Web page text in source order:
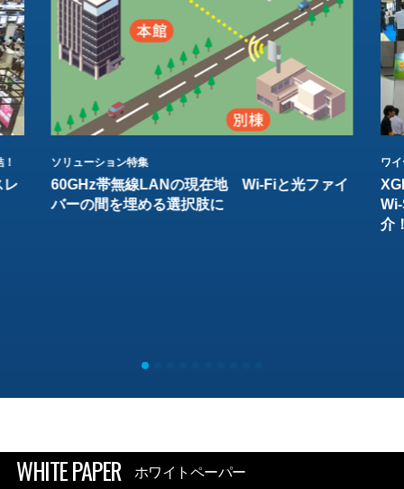
レ
ソリューション特集
60GHz帯無線LANの現在地 Wi-Fiと光ファイ
バーの間を埋める選択肢に
ワ
介
WHITE PAPER ホワイトペーパー